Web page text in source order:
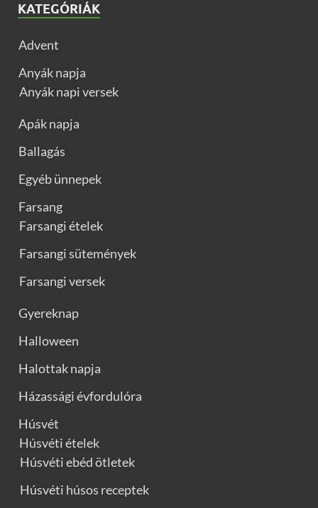
KATEGÓRIÁK
Advent
Anyák napja
Anyák napi versek
Apák napja
Ballagás
Egyéb ünnepek
Farsang
Farsangi ételek
Farsangi sütemények
Farsangi versek
Gyereknap
Halloween
Halottak napja
Házassági évfordulóra
Húsvét
Húsvéti ételek
Húsvéti ebéd ötletek
Húsvéti húsos receptek